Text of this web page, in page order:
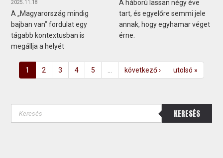
2025.11.18
A „Magyarország mindig
bajban van” fordulat egy
tágabb kontextusban is
megállja a helyét
A háború lassan négy éve
tart, és egyelőre semmi jele
annak, hogy egyhamar véget
érne.
1 2 3 4 5 következő › utolsó »
KERESÉS